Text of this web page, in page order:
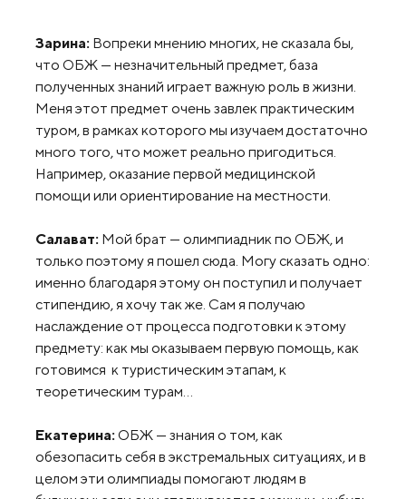
Зарина: Вопреки мнению многих, не сказала бы,
что ОБЖ — незначительный предмет, база
полученных знаний играет важную роль в жизни.
Меня этот предмет очень завлек практическим
туром, в рамках которого мы изучаем достаточно
много того, что может реально пригодиться.
Например, оказание первой медицинской
помощи или ориентирование на местности.
Салават: Мой брат — олимпиадник по ОБЖ, и
только поэтому я пошел сюда. Могу сказать одно:
именно благодаря этому он поступил и получает
стипендию, я хочу так же. Сам я получаю
наслаждение от процесса подготовки к этому
предмету: как мы оказываем первую помощь, как
готовимся к туристическим этапам, к
теоретическим турам…
Екатерина: ОБЖ — знания о том, как
обезопасить себя в экстремальных ситуациях, и в
целом эти олимпиады помогают людям в